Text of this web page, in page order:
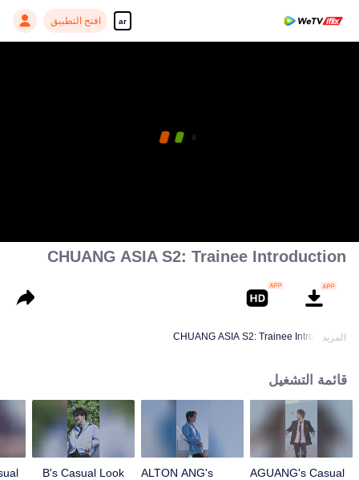
ar افتح التطبيق
CHUANG ASIA S2: Trainee Introduction
CHUANG ASIA S2: Trainee Introduction
المزيد
قائمة التشغيل
AGUANG's Casual
ALTON ANG's
B's Casual Look